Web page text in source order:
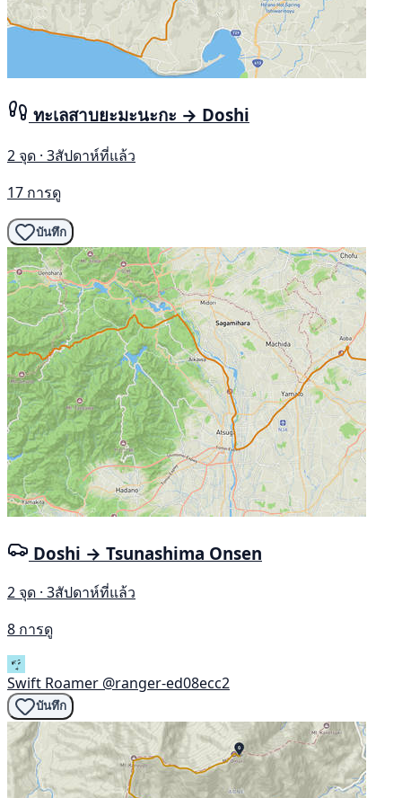
ทะเลสาบยะมะนะกะ → Doshi
2 จุด · 3สัปดาห์ที่แล้ว
17 การดู
บันทึก
Doshi → Tsunashima Onsen
2 จุด · 3สัปดาห์ที่แล้ว
8 การดู
Swift Roamer @ranger-ed08ecc2
บันทึก